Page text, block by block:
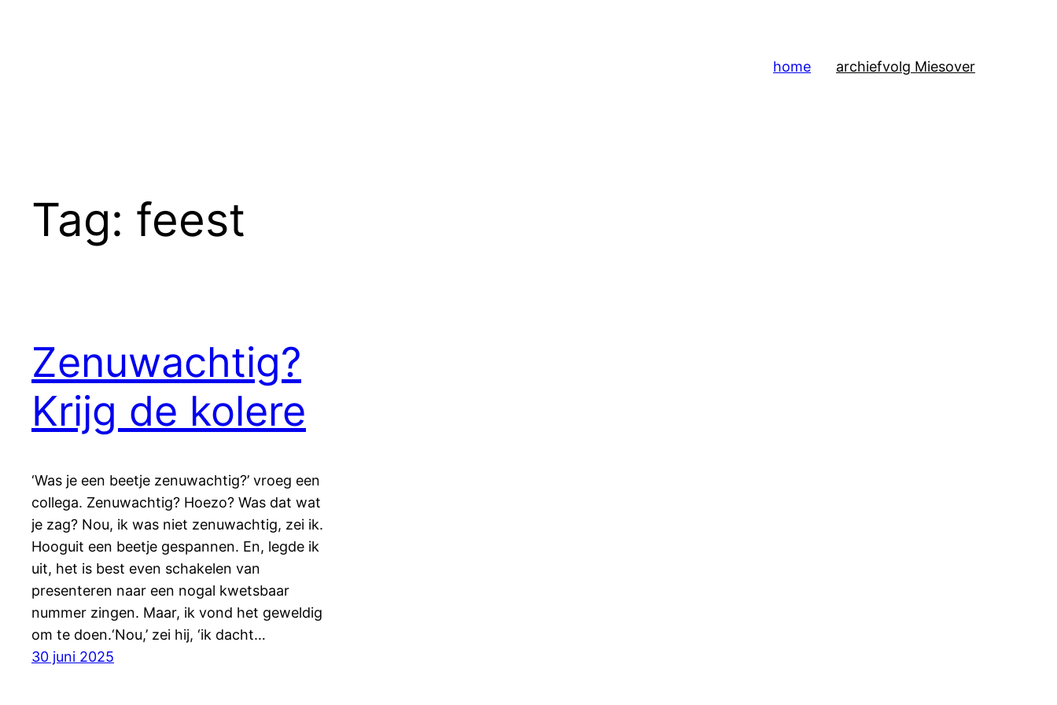
home archiefvolg Miesover
Tag: feest
Zenuwachtig?
Krijg de kolere
‘Was je een beetje zenuwachtig?’ vroeg een
collega. Zenuwachtig? Hoezo? Was dat wat
je zag? Nou, ik was niet zenuwachtig, zei ik.
Hooguit een beetje gespannen. En, legde ik
uit, het is best even schakelen van
presenteren naar een nogal kwetsbaar
nummer zingen. Maar, ik vond het geweldig
om te doen.‘Nou,’ zei hij, ‘ik dacht…
30 juni 2025